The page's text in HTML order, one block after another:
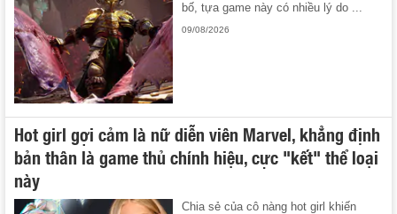
bố, tựa game này có nhiều lý do ...
09/08/2026
Hot girl gợi cảm là nữ diễn viên Marvel, khẳng định
bản thân là game thủ chính hiệu, cực "kết" thể loại
này
Chia sẻ của cô nàng hot girl khiến